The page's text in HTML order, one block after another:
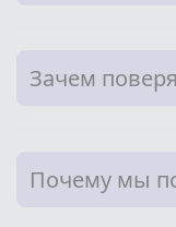
Зачем
Почему мы